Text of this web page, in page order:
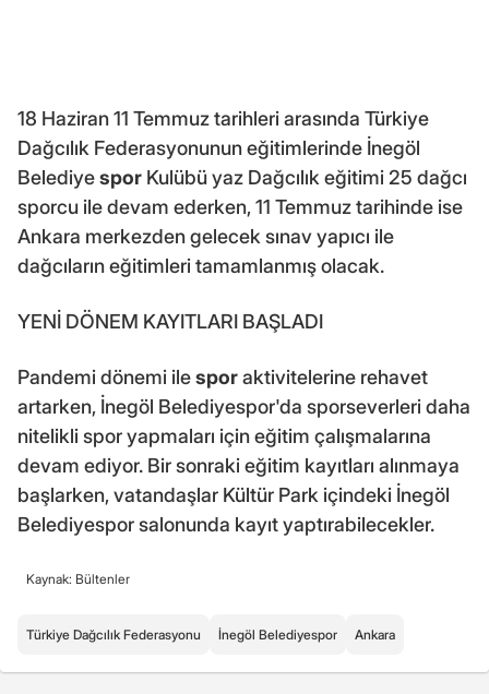
18 Haziran 11 Temmuz tarihleri arasında Türkiye
Dağcılık Federasyonunun eğitimlerinde İnegöl
Belediyespor Kulübü yaz Dağcılık eğitimi 25 dağcı
sporcu ile devam ederken, 11 Temmuz tarihinde ise
Ankara merkezden gelecek sınav yapıcı ile
dağcıların eğitimleri tamamlanmış olacak.
YENİ DÖNEM KAYITLARI BAŞLADI
Pandemi dönemi ilesporaktivitelerine rehavet
artarken, İnegöl Belediyespor'da sporseverleri daha
nitelikli spor yapmaları için eğitim çalışmalarına
devam ediyor. Bir sonraki eğitim kayıtları alınmaya
başlarken, vatandaşlar Kültür Park içindeki İnegöl
Belediyespor salonunda kayıt yaptırabilecekler.
Kaynak: Bültenler
Türkiye Dağcılık Federasyonu İnegöl Belediyespor Ankara